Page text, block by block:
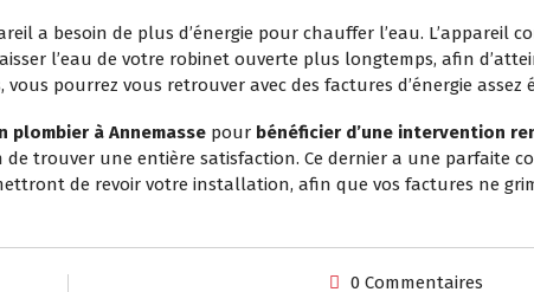
a besoin de plus d’énergie pour chauffer l’eau. L’appareil
l’eau de votre robinet ouverte plus longtemps, afin
pourrez vous retrouver avec des factures d’énergie assez
plombier à Annemasse pour bénéficier d’une intervention
trouver une entière satisfaction. Ce dernier a une parfaite
de revoir votre installation, afin que vos factures ne
0 Commentaires